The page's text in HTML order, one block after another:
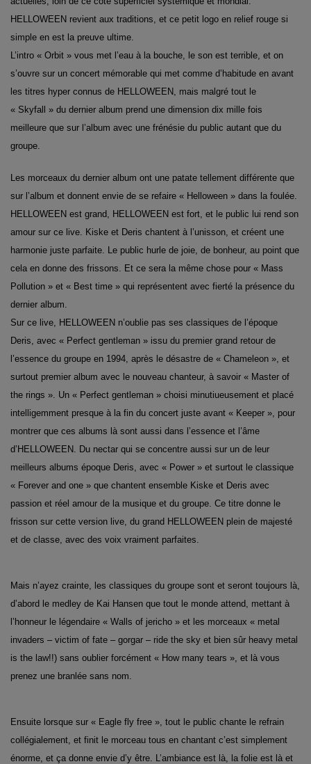
HELLOWEEN revient aux traditions, et ce petit logo en relief rouge si
simple en est la preuve ultime.
L’intro « Orbit » vous met l’eau à la bouche, le son est terrible, et on
s’ouvre sur un concert mémorable qui met comme d’habitude en avant
les titres hyper connus de HELLOWEEN, mais malgré tout le
« Skyfall » du dernier album prend une dimension dix mille fois
meilleure que sur l’album avec une frénésie du public autant que du
groupe.
Les morceaux du dernier album ont une patate tellement différente que
sur l’album et donnent envie de se refaire « Helloween » dans la foulée.
HELLOWEEN est grand, HELLOWEEN est fort, et le public lui rend son
amour sur ce live. Kiske et Deris chantent à l’unisson, et créent une
harmonie juste parfaite. Le public hurle de joie, de bonheur, au point que
cela en donne des frissons. Et ce sera la même chose pour « Mass
Pollution » et « Best time » qui représentent avec fierté la présence du
dernier album.
Sur ce live, HELLOWEEN n’oublie pas ses classiques de l’époque
Deris, avec « Perfect gentleman » issu du premier grand retour de
l’essence du groupe en 1994, après le désastre de « Chameleon », et
surtout premier album avec le nouveau chanteur, à savoir « Master of
the rings ». Un « Perfect gentleman » choisi minutiueusement et placé
intelligemment presque à la fin du concert juste avant « Keeper », pour
montrer que ces albums là sont aussi dans l’essence et l’âme
d’HELLOWEEN. Du nectar qui se concentre aussi sur un de leur
meilleurs albums époque Deris, avec « Power » et surtout le classique
« Forever and one » que chantent ensemble Kiske et Deris avec
passion et réel amour de la musique et du groupe. Ce titre donne le
frisson sur cette version live, du grand HELLOWEEN plein de majesté
et de classe, avec des voix vraiment parfaites.
Mais n’ayez crainte, les classiques du groupe sont et seront toujours là,
d’abord le medley de Kai Hansen que tout le monde attend, mettant à
l’honneur le légendaire « Walls of jericho » et les morceaux « metal
invaders – victim of fate – gorgar – ride the sky et bien sûr heavy metal
is the law!!) sans oublier forcément « How many tears », et là vous
prenez une branlée sans nom.
Ensuite lorsque sur « Eagle fly free », tout le public chante le refrain
collégialement, et finit le morceau tous en chantant c’est simplement
énorme, et ça donne envie d’y être. L’ambiance est là, la folie est là et